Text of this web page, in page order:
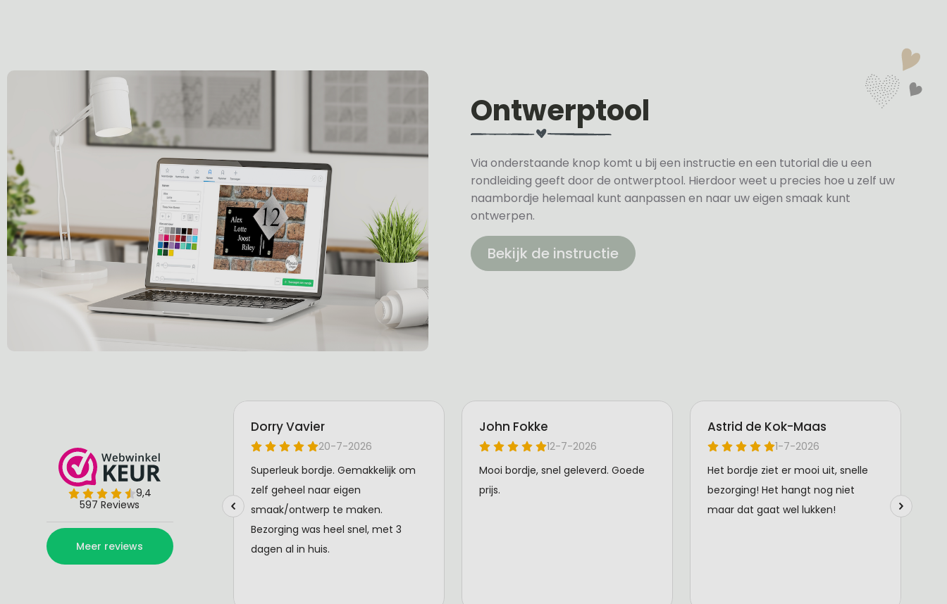
Ontwerptool
Via onderstaande knop komt u bij een instructie en een tutorial die u een
rondleiding geeft door de ontwerptool. Hierdoor weet u precies hoe u zelf uw
naambordje helemaal kunt aanpassen en naar uw eigen smaak kunt
ontwerpen.
Bekijk de instructie